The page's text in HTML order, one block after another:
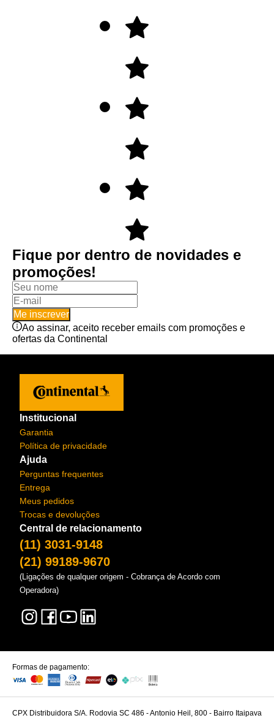
Fique por dentro de novidades e
promoções!
Me inscrever
Ao assinar, aceito receber emails com promoções e
ofertas da Continental
Institucional
Garantia
Política de privacidade
Ajuda
Perguntas frequentes
Entrega
Meus pedidos
Trocas e devoluções
Central de relacionamento
(11) 3031-9148
(21) 99189-9670
(Ligações de qualquer origem - Cobrança de Acordo com
Operadora)
Formas de pagamento:
CPX Distribuidora S/A. Rodovia SC 486 - Antonio Heil, 800 - Bairro Itaipava